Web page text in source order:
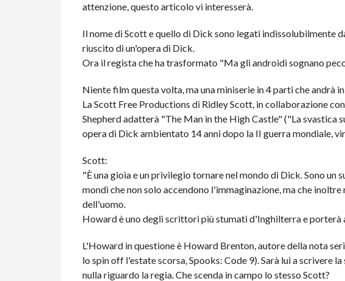
attenzione, questo articolo vi interesserà.
Il nome di Scott e quello di Dick sono legati indissolubilmente
riuscito di un'opera di Dick.
Ora il regista che ha trasformato "Ma gli androidi sognano
Niente film questa volta, ma una miniserie in 4 parti che andrà
La Scott Free Productions di Ridley Scott, in collaborazione
Shepherd adatterà "The Man in the High Castle" ("La svastica
opera di Dick ambientato 14 anni dopo la II guerra mondiale,
Scott:
"È una gioia e un privilegio tornare nel mondo di Dick. Sono un
mondi che non solo accendono l'immaginazione, ma che
dell'uomo.
Howard è uno degli scrittori più stumati d'Inghilterra e porterà
L'Howard in questione è Howard Brenton, autore della nota
lo spin off l'estate scorsa, Spooks: Code 9). Sarà lui a scrivere
nulla riguardo la regia. Che scenda in campo lo stesso Scott?